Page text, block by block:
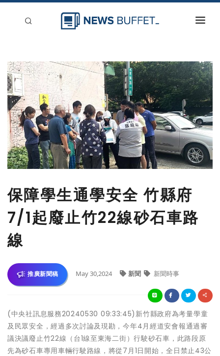
新聞稿分類
登入
刊登
保障學生通學安全 竹縣府
7/1起廢止竹22線砂石車路
線
推廣新聞稿 May 30,2024 新聞 新聞時事
(中央社訊息服務20240530 09:33:45)新竹縣政府為考量學童
及民眾安全，經過多次討論及現勘，今年4月經道安會報通過審
議決議廢止竹22線（台1線至東海二街）行駛砂石車，此路段原
先為砂石車專用車輛行駛路線，將從7月1日開始，全日禁止43公